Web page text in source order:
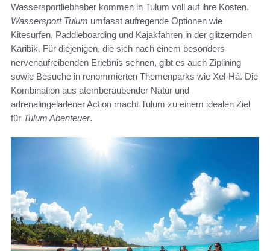
Wassersportliebhaber kommen in Tulum voll auf ihre Kosten.
Wassersport Tulum umfasst aufregende Optionen wie
Kitesurfen, Paddleboarding und Kajakfahren in der glitzernden
Karibik. Für diejenigen, die sich nach einem besonders
nervenaufreibenden Erlebnis sehnen, gibt es auch Ziplining
sowie Besuche in renommierten Themenparks wie Xel-Há. Die
Kombination aus atemberaubender Natur und
adrenalingeladener Action macht Tulum zu einem idealen Ziel
für Tulum Abenteuer.